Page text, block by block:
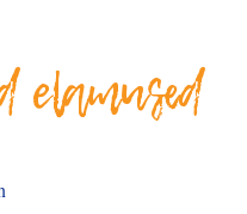
elamused